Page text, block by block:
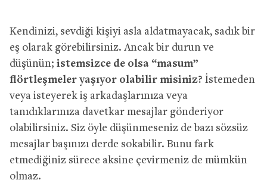
Kendinizi, sevdiği kişiyi asla aldatmayacak, sadık bir
eş olarak görebilirsiniz. Ancak bir durun ve
düşünün; istemsizce de olsa “masum”
flörtleşmeler yaşıyor olabilir misiniz? İstemeden
veya isteyerek iş arkadaşlarınıza veya
tanıdıklarınıza davetkar mesajlar gönderiyor
olabilirsiniz. Siz öyle düşünmeseniz de bazı sözsüz
mesajlar başınızı derde sokabilir. Bunu fark
etmediğiniz sürece aksine çevirmeniz de mümkün
olmaz.